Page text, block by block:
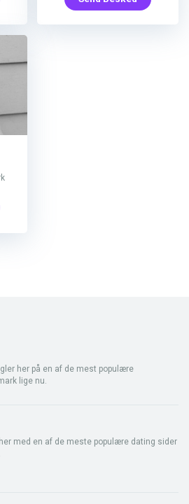
her på en af de mest populære
lige nu.
med en af de meste populære dating sider